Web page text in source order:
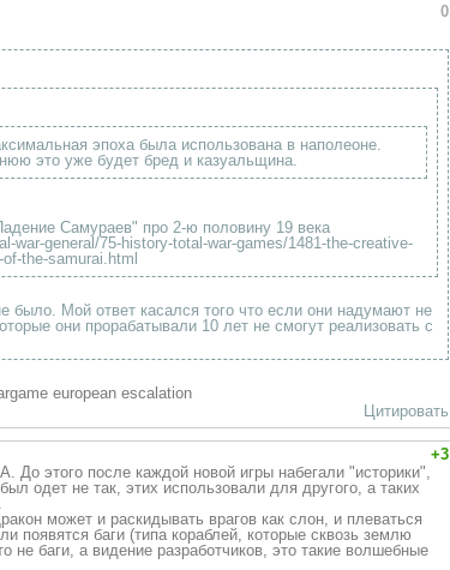
0
эпоха была использована в наполеоне.
это уже будет бред и казуальщина.
Самураев" про 2-ю половину 19 века
war-general/75-history-total-war-games/1481-the-creative-
the-samurai.html
было. Мой ответ касался того что если они надумают не
они прорабатывали 10 лет не смогут реализовать с
european escalation
Цитировать
+3
этого после каждой новой игры набегали "историки",
одет не так, этих использовали для другого, а таких
может и раскидывать врагов как слон, и плеваться
появятся баги (типа кораблей, которые сквозь землю
не баги, а видение разработчиков, это такие волшебные